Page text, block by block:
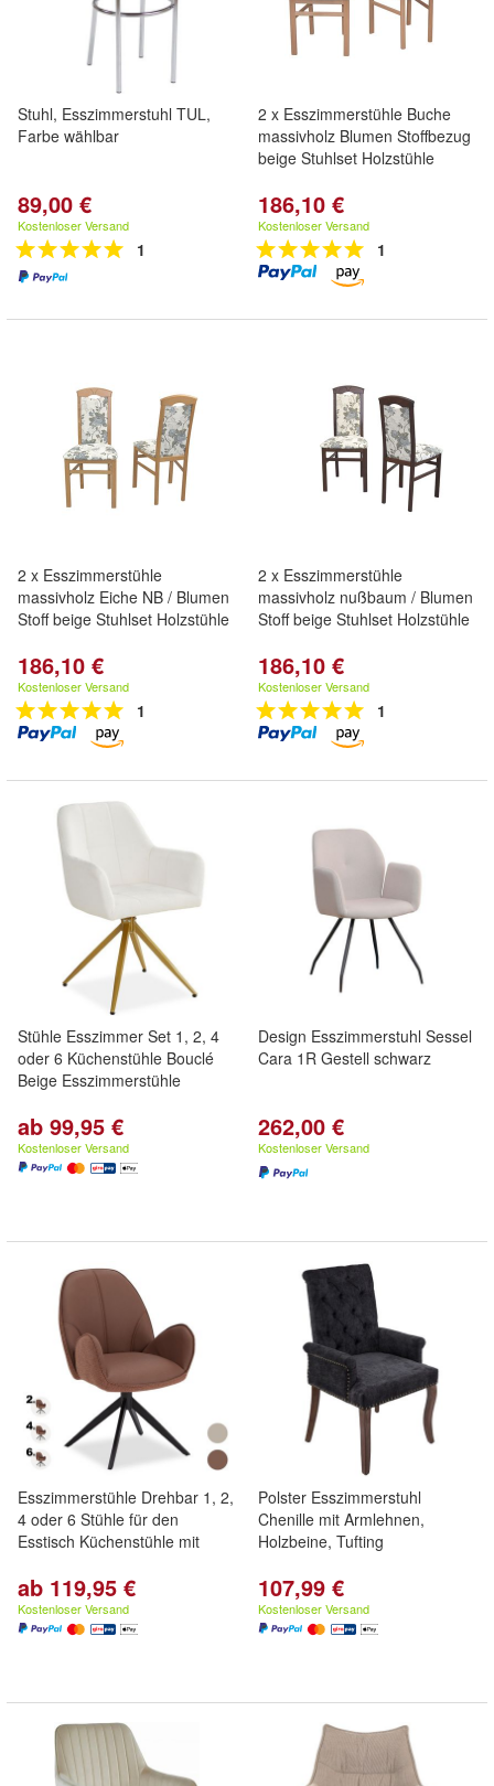
Stuhl, Esszimmerstuhl TUL,
Farbe wählbar
89,00 €
Kostenloser Versand
1
2 x Esszimmerstühle Buche
massivholz Blumen Stoffbezug
beige Stuhlset Holzstühle
186,10 €
Kostenloser Versand
1
2 x Esszimmerstühle
massivholz Eiche NB / Blumen
Stoff beige Stuhlset Holzstühle
186,10 €
Kostenloser Versand
1
2 x Esszimmerstühle
massivholz nußbaum / Blumen
Stoff beige Stuhlset Holzstühle
186,10 €
Kostenloser Versand
1
Stühle Esszimmer Set 1, 2, 4
oder 6 Küchenstühle Bouclé
Beige Esszimmerstühle
ab 99,95 €
Kostenloser Versand
Design Esszimmerstuhl Sessel
Cara 1R Gestell schwarz
262,00 €
Kostenloser Versand
Esszimmerstühle Drehbar 1, 2,
4 oder 6 Stühle für den
Esstisch Küchenstühle mit
ab 119,95 €
Kostenloser Versand
Polster Esszimmerstuhl
Chenille mit Armlehnen,
Holzbeine, Tufting
107,99 €
Kostenloser Versand